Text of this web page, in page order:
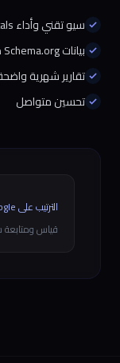
سيو تقني وأداء Core Web Vitals
بيانات Schema.org منظَّمة
تقارير شهرية
تحسين متواصل
الترتيب على Google
قياس ومتابعة